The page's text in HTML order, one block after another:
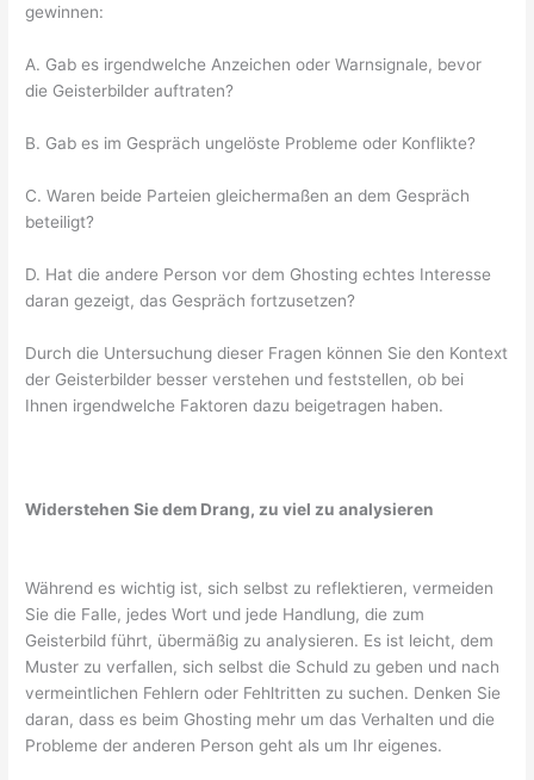
gewinnen:
A. Gab es irgendwelche Anzeichen oder Warnsignale, bevor
die Geisterbilder auftraten?
B. Gab es im Gespräch ungelöste Probleme oder Konflikte?
C. Waren beide Parteien gleichermaßen an dem Gespräch
beteiligt?
D. Hat die andere Person vor dem Ghosting echtes Interesse
daran gezeigt, das Gespräch fortzusetzen?
Durch die Untersuchung dieser Fragen können Sie den Kontext
der Geisterbilder besser verstehen und feststellen, ob bei
Ihnen irgendwelche Faktoren dazu beigetragen haben.
Widerstehen Sie dem Drang, zu viel zu analysieren
Während es wichtig ist, sich selbst zu reflektieren, vermeiden
Sie die Falle, jedes Wort und jede Handlung, die zum
Geisterbild führt, übermäßig zu analysieren. Es ist leicht, dem
Muster zu verfallen, sich selbst die Schuld zu geben und nach
vermeintlichen Fehlern oder Fehltritten zu suchen. Denken Sie
daran, dass es beim Ghosting mehr um das Verhalten und die
Probleme der anderen Person geht als um Ihr eigenes.